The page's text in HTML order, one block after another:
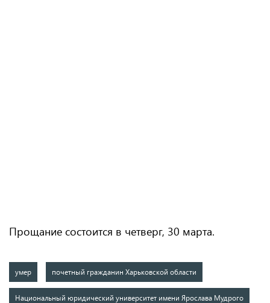
Прощание состоится в четверг, 30 марта.
умер почетный гражданин Харьковской области
Национальный юридический университет имени Ярослава Мудрого